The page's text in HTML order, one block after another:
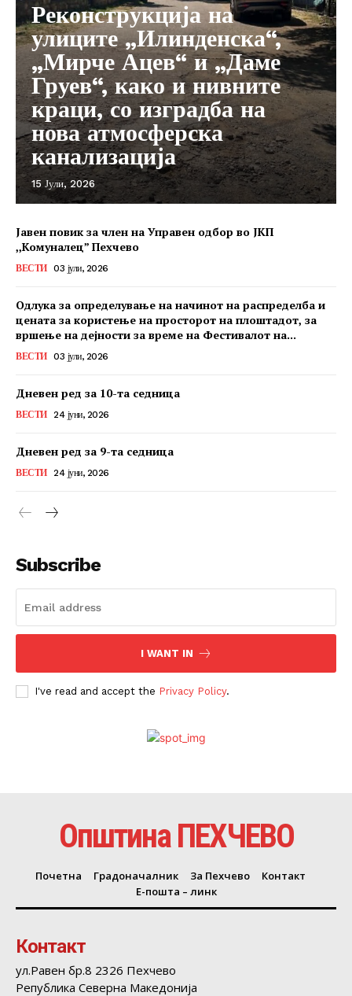
Реконструкција на
улиците „Илинденска“,
„Мирче Ацев“ и „Даме
Груев“, како и нивните
краци, со изградба на
нова атмосферска
канализација
15 Јули, 2026
Јавен повик за член на Управен одбор во ЈКП
,,Комуналец” Пехчево
ВЕСТИ 03 јули, 2026
Одлука за определување на начинот на распределба и
цената за користење на просторот на плоштадот, за
вршење на дејности за време на Фестивалот на...
ВЕСТИ 03 јули, 2026
Дневен ред за 10-та седница
ВЕСТИ 24 јуни, 2026
Дневен ред за 9-та седница
ВЕСТИ 24 јуни, 2026
Subscribe
I WANT IN
I've read and accept the Privacy Policy.
Општина ПЕХЧЕВО
Почетна Градоначалник За Пехчево
Контакт
Е-пошта – линк
Контакт
ул.Равен бр.8 2326 Пехчево
Република Северна Македонија